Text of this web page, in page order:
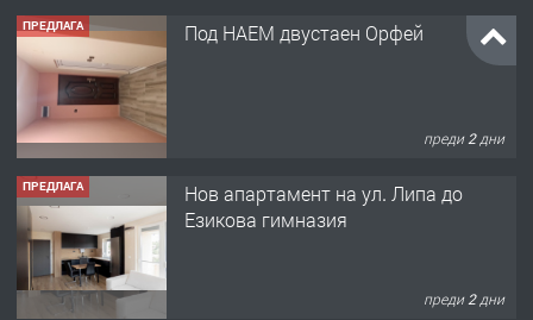
ПРЕДЛАГА Под НАЕМ двустаен Орфей
преди 2 дни
ПРЕДЛАГА
Нов апартамент на ул. Липа до
Езикова гимназия
преди 2 дни